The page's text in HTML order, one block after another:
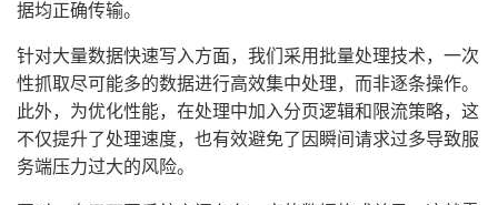
据均正确传输。
针对大量数据快速写入方面，我们采用批量处理技术，一次
性抓取尽可能多的数据进行高效集中处理，而非逐条操作。
此外，为优化性能，在处理中加入分页逻辑和限流策略，这
不仅提升了处理速度，也有效避免了因瞬间请求过多导致服
务端压力过大的风险。